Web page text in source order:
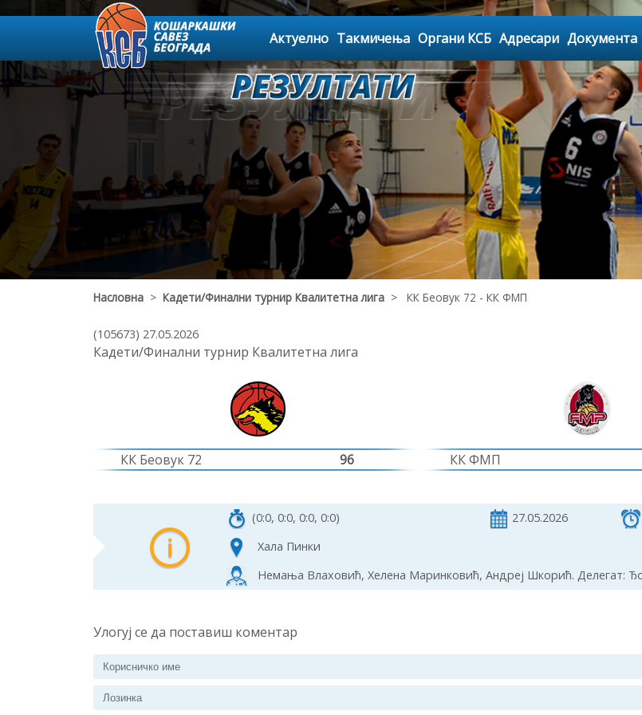
Актуелно Такмичења Органи КСБ Адресари Документа
Насловна > Кадети/Финални турнир Квалитетна лига > КК Беовук 72 - КК ФМП
(105673) 27.05.2026
Кадети/Финални турнир Квалитетна лига
КК Беовук 72 96 КК ФМП
(0:0, 0:0, 0:0, 0:0) 27.05.2026
Хала Пинки
Немања Влаховић, Хелена Маринковић, Андреј Шкорић. Делегат:
Улогуј се да поставиш коментар